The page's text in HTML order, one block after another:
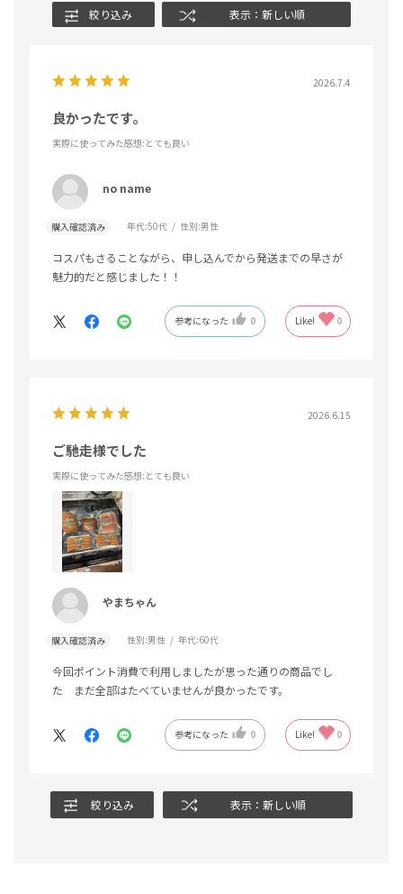
絞り込み 表示：新しい順
2026.7.4
良かったです。
実際に使ってみた感想:とても良い
no name
購入確認済み 年代:50代 性別:男性
コスパもさることながら、申し込んでから発送までの早さが
魅力的だと感じました！！
参考になった 0 Like! 0
2026.6.15
ご馳走様でした
実際に使ってみた感想:とても良い
やまちゃん
購入確認済み 性別:男性 年代:60代
今回ポイント消費で利用しましたが思った通りの商品でし
た まだ全部はたべていませんが良かったです。
参考になった 0 Like! 0
絞り込み 表示：新しい順